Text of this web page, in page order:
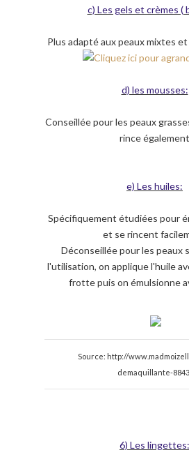
c) Les gels et crèmes (
Plus adapté aux peaux mixtes
d) les mousses:
Conseillée pour les peaux
rince également
e) Les huiles:
Spécifiquement étudiées pour
et se rincent
Déconseillée pour les peaux
l'utilisation, on applique l'huile
frotte puis on émulsionne
Source: http://
demaquillante-
6) Les lingettes: